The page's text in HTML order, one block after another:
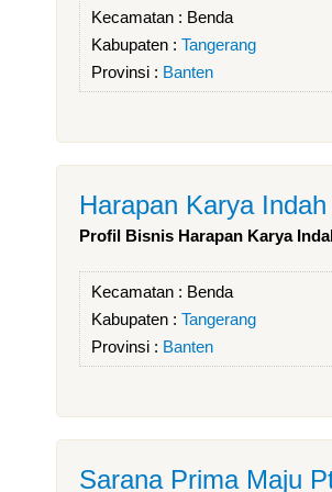
Kecamatan : Benda
Kabupaten : Tangerang
Provinsi : Banten
Harapan Karya Indah
Profil Bisnis Harapan Karya
Kecamatan : Benda
Kabupaten : Tangerang
Provinsi : Banten
Sarana Prima Maju